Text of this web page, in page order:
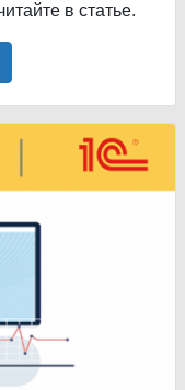
в статье.